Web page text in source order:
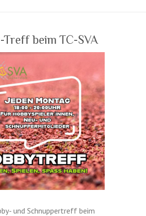
Treff beim TC-SVA
und Schnuppertreff beim